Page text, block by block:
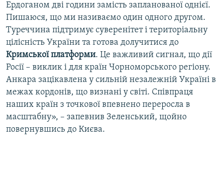
Ердоганом дві години замість запланованої однієї.
Пишаюся, що ми називаємо один одного другом.
Туреччина підтримує суверенітет і територіальну
цілісність України та готова долучитися до
Кримської платформи. Це важливий сигнал, що дії
Росії – виклик і для країн Чорноморського регіону.
Анкара зацікавлена у сильній незалежній Україні в
межах кордонів, що визнані у світі. Співпраця
наших країн з точкової впевнено переросла в
масштабну», – запевнив Зеленський, щойно
повернувшись до Києва.